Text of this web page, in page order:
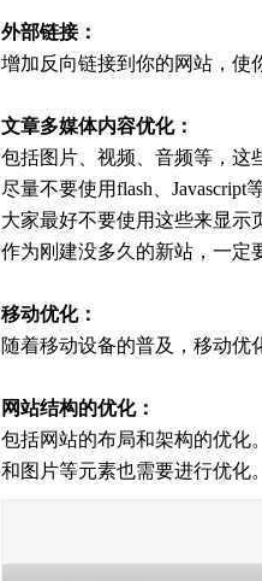
外部链接：
增加反向链接到你的网站，使
文章多媒体内容优化：
包括图片、视频、音频等，这
尽量不要使用flash、
大家最好不要使用这些来显示
作为刚建没多久的新站，一定
移动优化：
随着移动设备的普及，移动优
网站结构的优化：
包括网站的布局和架构的优化
和图片等元素也需要进行优化